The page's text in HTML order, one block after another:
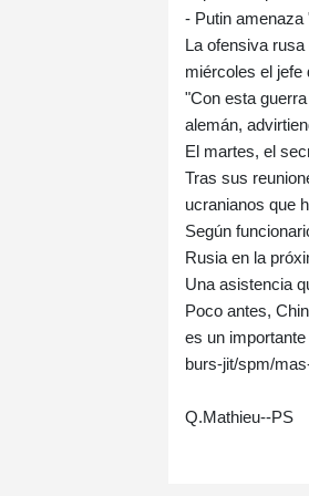
- Putin amenaza
La ofensiva
miércoles el jefe
"Con esta
alemán,
El martes, el
Tras sus
ucranianos que
Según
Rusia en la
Una asistencia
Poco antes,
es un
burs-jit/spm/
Q.Mathieu--PS